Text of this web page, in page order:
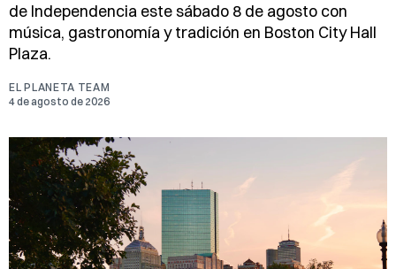
de Independencia este sábado 8 de agosto con
música, gastronomía y tradición en Boston City Hall
Plaza.
EL PLANETA TEAM
4 de agosto de 2026